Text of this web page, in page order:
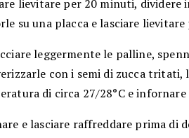
lievitare per 20 minuti, dividere
su una placca e lasciare
leggermente le palline,
con i semi di zucca tritati,
di circa 27/28°C e infornare
e lasciare raffreddare prima di